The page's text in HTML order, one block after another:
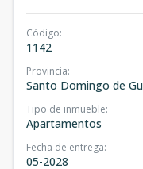
Código:
1142
Provincia:
Santo Domingo de
Tipo de inmueble:
Apartamentos
Fecha de entrega:
05-2028